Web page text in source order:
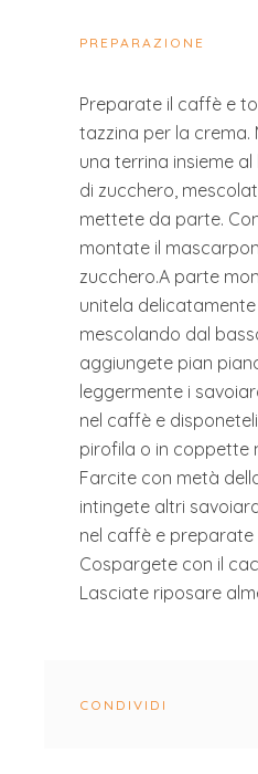
PREPARAZIONE
Preparate il caffè e
tazzina per la crema.
una terrina insieme
di zucchero,
mettete da parte.
montate il
zucchero.A parte
unitela
mescolando dal
aggiungete pian
leggermente i
nel caffè e
pirofila o in coppette
Farcite con metà
intingete altri
nel caffè e
Cospargete con il
Lasciate riposare
CONDIVIDI